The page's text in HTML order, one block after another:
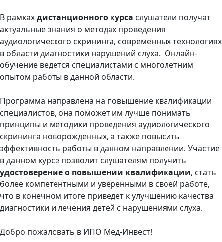
В рамкахдистанционного курса слушатели получат
актуальные знания о методах проведения
аудиологического скрининга, современных технологиях
в области диагностики нарушений слуха. Онлайн-
обучение ведется специалистами с многолетним
опытом работы в данной области.
Программа направлена на повышение квалификации
специалистов, она поможет им лучше понимать
принципы и методики проведения аудиологического
скрининга новорожденных, а также повысить
эффективность работы в данном направлении. Участие
в данном курсе позволит слушателям получить
удостоверение о повышении квалификации, стать
более компетентными и уверенными в своей работе,
что в конечном итоге приведет к улучшению качества
диагностики и лечения детей с нарушениями слуха.
Добро пожаловать в ИПО Мед-Инвест!